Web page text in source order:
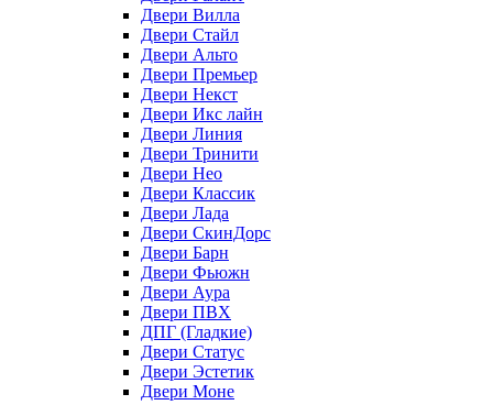
Двери Вилла
Двери Стайл
Двери Альто
Двери Премьер
Двери Некст
Двери Икс лайн
Двери Линия
Двери Тринити
Двери Нео
Двери Классик
Двери Лада
Двери СкинДорс
Двери Барн
Двери Фьюжн
Двери Аура
Двери ПВХ
ДПГ (Гладкие)
Двери Статус
Двери Эстетик
Двери Моне